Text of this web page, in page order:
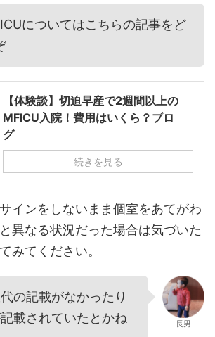
についてはこちらの記事をど
【体験談】切迫早産で2週間以上の
MFICU入院！費用はいくら？ブロ
グ
続きを見る
インをしないまま個室をあてがわ
異なる状況だった場合は気づいた
みてください。
の記載がなかったり
載されていたとかね
長男